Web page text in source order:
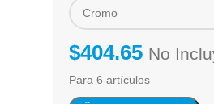
$404.65 No
Para 6 artículos